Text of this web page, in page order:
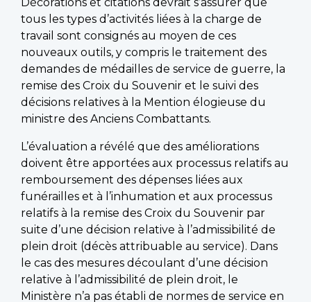
tous les types d’activités liées à la charge de
travail sont consignés au moyen de ces
nouveaux outils, y compris le traitement des
demandes de médailles de service de guerre, la
remise des Croix du Souvenir et le suivi des
décisions relatives à la Mention élogieuse du
ministre des Anciens Combattants.
L’évaluation a révélé que des améliorations
doivent être apportées aux processus relatifs au
remboursement des dépenses liées aux
funérailles et à l’inhumation et aux processus
relatifs à la remise des Croix du Souvenir par
suite d’une décision relative à l’admissibilité de
plein droit (décès attribuable au service). Dans
le cas des mesures découlant d’une décision
relative à l’admissibilité de plein droit, le
Ministère n’a pas établi de normes de service en